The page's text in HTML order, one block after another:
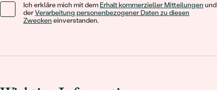
Ich erkläre mich mit dem Erhalt kommerzieller Mitteilungen und
derVerarbeitung personenbezogener Daten zu diesen
Zwecken einverstanden.